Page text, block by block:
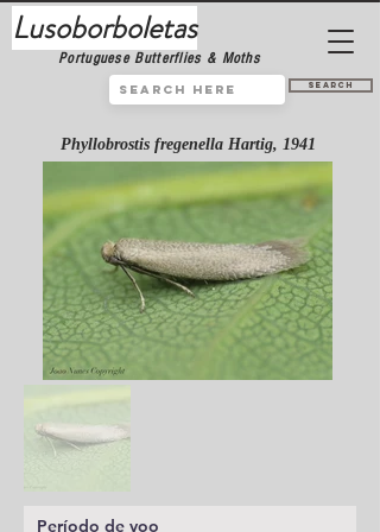
Lusoborboletas
Portuguese Butterflies & Moths
Search
Phyllobrostis fregenella Hartig, 1941
Período de voo